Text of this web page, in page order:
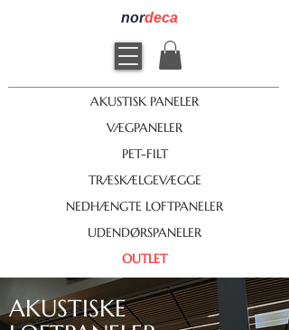
nordeca
AKUSTISK PANELER
VÆGPANELER
PET-FILT
TRÆSKÆLGEVÆGGE
NEDHÆNGTE LOFTPANELER
UDENDØRSPANELER
OUTLET
AKUSTISKE